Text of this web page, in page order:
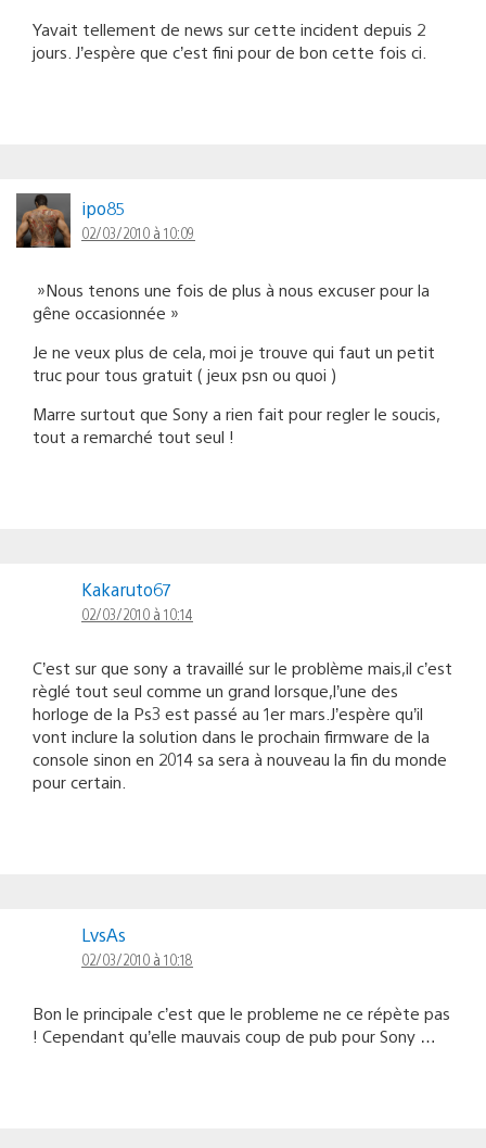
Yavait tellement de news sur cette incident depuis 2
jours. J’espère que c’est fini pour de bon cette fois ci.
ipo85
02/03/2010 à 10:09
»Nous tenons une fois de plus à nous excuser pour la
gêne occasionnée »
Je ne veux plus de cela, moi je trouve qui faut un petit
truc pour tous gratuit ( jeux psn ou quoi )
Marre surtout que Sony a rien fait pour regler le soucis,
tout a remarché tout seul !
Kakaruto67
02/03/2010 à 10:14
C’est sur que sony a travaillé sur le problème mais,il c’est
règlé tout seul comme un grand lorsque,l’une des
horloge de la Ps3 est passé au 1er mars.J’espère qu’il
vont inclure la solution dans le prochain firmware de la
console sinon en 2014 sa sera à nouveau la fin du monde
pour certain.
LvsAs
02/03/2010 à 10:18
Bon le principale c’est que le probleme ne ce répète pas
! Cependant qu’elle mauvais coup de pub pour Sony …